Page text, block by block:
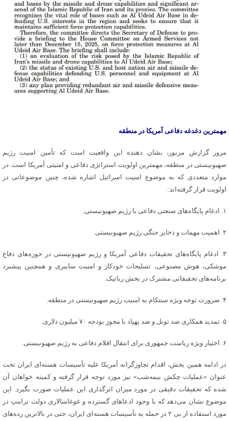
مهمترین دغدغه دفاعی آمریکا در منطقه
مرور گزارش مزبور، نشان دهنده این واقعیت است که تأمین امنیت رژیم
صهیونیستی در منطقه، مهمترین اولویت استراتژی دفاعی و امنیتی آمریکا است. در
موارد متعددی که به موضوع امنیت اسرائیل اشاره شده، چنین موضوعاتی در
اولویت قرار گرفته‌اند:
۱. ادغام پایگاه‌های صنعتی دفاعی با رژیم صهیونیستی.
۲. اهمیت مهمات و ذخایر جنگی رژیم صهیونیستی.
۳. ادغام پایگاه‌های تحقیقات دفاعی آمریکا و رژیم صهیونیستی در حوزه‌های دفاع
موشکی، هوش مصنوعی، تسلیحات خودکار و امنیت سایبری و همچنین پیشبرد
برنامه‌های تحقیقاتی مشترک در بخش رباتیک.
۴. ضرورت توجه ویژه سنتکام به امنیت رژیم صهیونیستی در منطقه.
۵. تمدید همکاری ضد تونل و ضد پهپاد با مجوز بودجه ۷۰ میلیون دلاری.
۶. اختیار ویژه ریاست جمهوری برای انتقال اقلام دفاعی به رژیم صهیونیستی.
در ادامه همین بخش، اقدام تجاوزگرانه آمریکا علیه تأسیسات هسته‌ای ایران تحت
عنوان «عملیات چکش نیمه‌شب» نیز مورد توجه قرار گرفته و کمیته خواهان آن
شده که تحقیقات دقیقی در مورد میزان اثرگذاری این عملیات صورت بگیرد. این
موضوع نشان می‌دهد که با وجود ادعاهای گسترده و غوغاسالاری دولت ترامپ در
مورد استفاده از بی ۲ در حمله به تأسیسات هسته‌ای ایران، حتی در بالاترین رده‌های